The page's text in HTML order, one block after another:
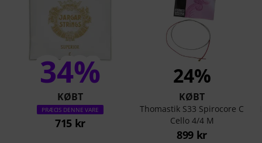
34%
KØBT
PRÆCIS DENNE VARE
715 kr
24%
KØBT
Thomastik S33 Spirocore C
Cello 4/4 M
899 kr